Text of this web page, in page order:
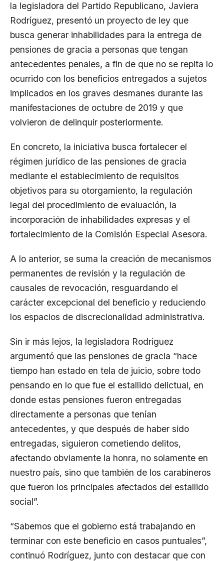
la legisladora del Partido Republicano, Javiera
Rodríguez, presentó un proyecto de ley que
busca generar inhabilidades para la entrega de
pensiones de gracia a personas que tengan
antecedentes penales, a fin de que no se repita lo
ocurrido con los beneficios entregados a sujetos
implicados en los graves desmanes durante las
manifestaciones de octubre de 2019 y que
volvieron de delinquir posteriormente.
En concreto, la iniciativa busca fortalecer el
régimen jurídico de las pensiones de gracia
mediante el establecimiento de requisitos
objetivos para su otorgamiento, la regulación
legal del procedimiento de evaluación, la
incorporación de inhabilidades expresas y el
fortalecimiento de la Comisión Especial Asesora.
A lo anterior, se suma la creación de mecanismos
permanentes de revisión y la regulación de
causales de revocación, resguardando el
carácter excepcional del beneficio y reduciendo
los espacios de discrecionalidad administrativa.
Sin ir más lejos, la legisladora Rodríguez
argumentó que las pensiones de gracia “hace
tiempo han estado en tela de juicio, sobre todo
pensando en lo que fue el estallido delictual, en
donde estas pensiones fueron entregadas
directamente a personas que tenían
antecedentes, y que después de haber sido
entregadas, siguieron cometiendo delitos,
afectando obviamente la honra, no solamente en
nuestro país, sino que también de los carabineros
que fueron los principales afectados del estallido
social”.
“Sabemos que el gobierno está trabajando en
terminar con este beneficio en casos puntuales”,
continuó Rodríguez, junto con destacar que con